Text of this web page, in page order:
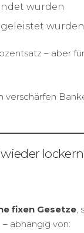
wurden
wurden
– aber
verschärfen
fixen Gesetze,
abhängig von: